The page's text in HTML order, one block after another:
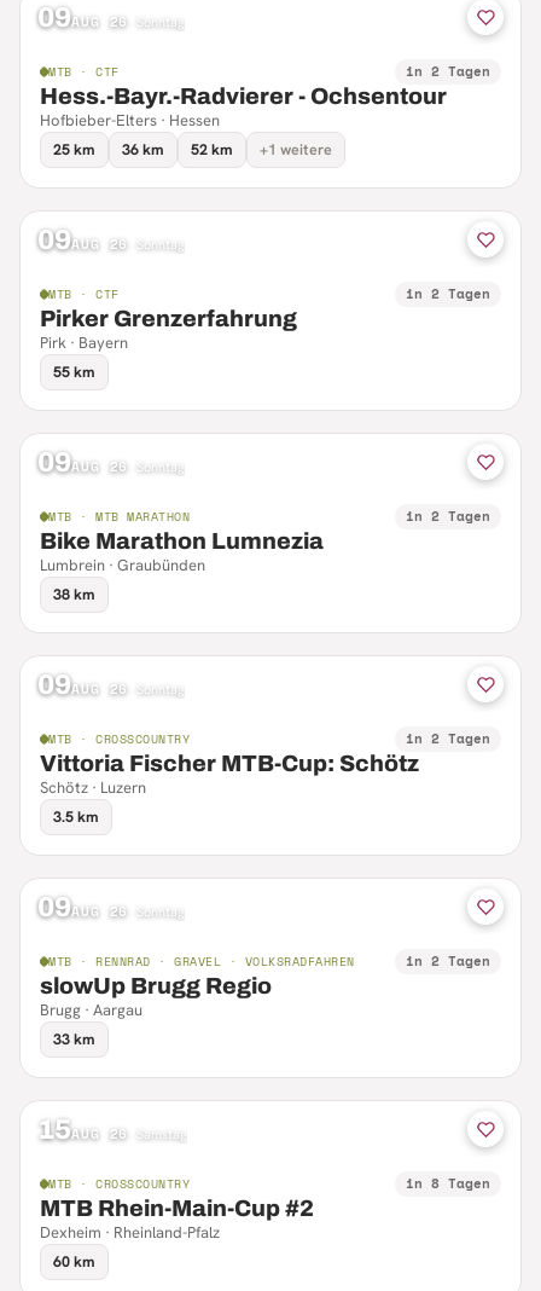
09AUG 26 Sonntag
MTB · CTF in 2 Tagen
Hess.-Bayr.-Radvierer - Ochsentour
Hofbieber-Elters · Hessen
25 km
36 km 52 km +1 weitere
09AUG 26 Sonntag
MTB · CTF in 2 Tagen
Pirker Grenzerfahrung
Pirk · Bayern
55 km
09AUG 26 Sonntag
MTB · MTB MARATHON in 2 Tagen
Bike Marathon Lumnezia
Lumbrein · Graubünden
38 km
09AUG 26 Sonntag
MTB · CROSSCOUNTRY in 2 Tagen
Vittoria Fischer MTB-Cup: Schötz
Schötz · Luzern
3.5 km
09AUG 26 Sonntag
MTB · RENNRAD · GRAVEL · VOLKSRADFAHREN in 2 Tagen
slowUp Brugg Regio
Brugg · Aargau
33 km
15AUG 26 Samstag
MTB · CROSSCOUNTRY in 8 Tagen
MTB Rhein-Main-Cup #2
Dexheim · Rheinland-Pfalz
60 km